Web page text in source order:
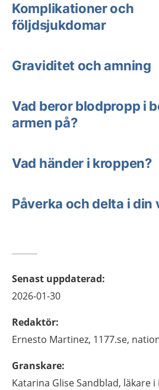
Komplikationer och
följdsjukdomar
Graviditet och amning
Vad beror blodpropp i
armen på?
Vad händer i kroppen?
Påverka och delta i din
Senast uppdaterad:
2026-01-30
Redaktör:
Ernesto Martinez, 1177.se,
Granskare:
Katarina Glise Sandblad, läkare